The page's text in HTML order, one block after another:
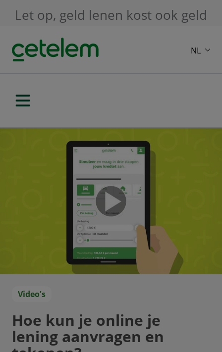
Let op, geld lenen kost ook geld
NL
Video's
Hoe kun je online je
lening aanvragen en